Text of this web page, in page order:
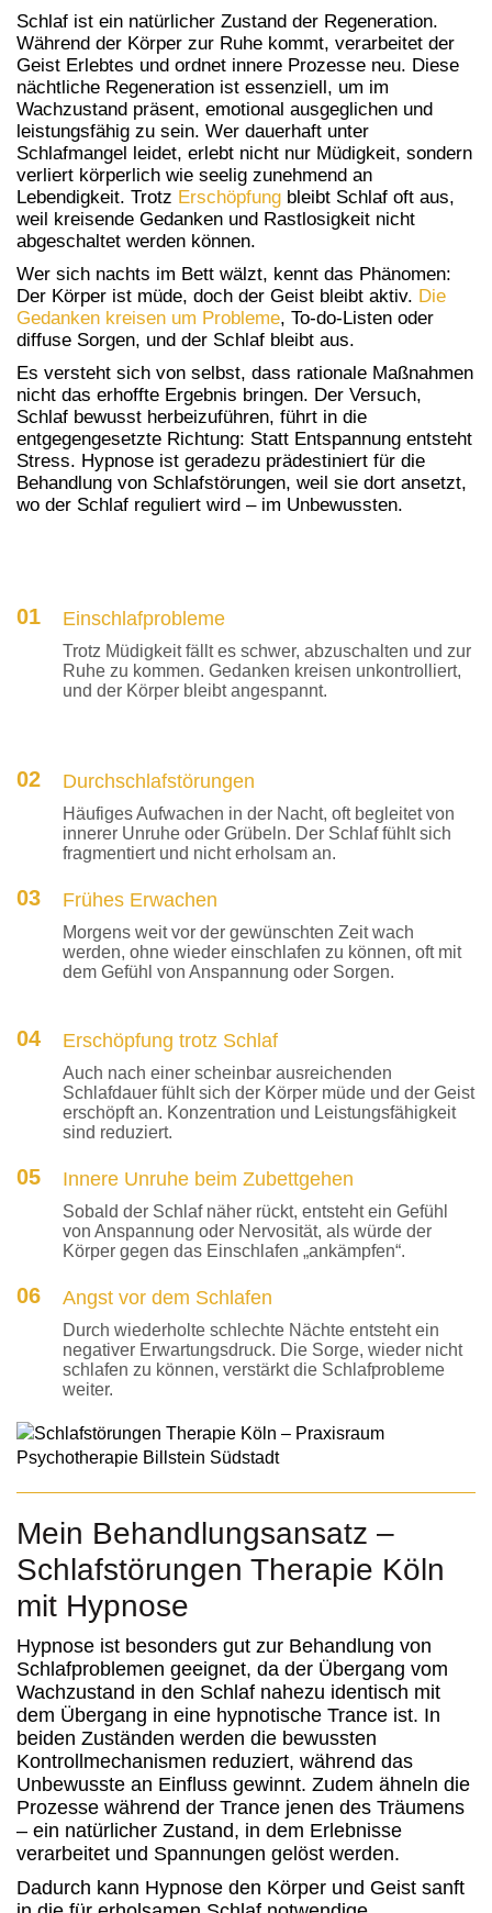
Schlaf ist ein natürlicher Zustand der Regeneration.
Während der Körper zur Ruhe kommt, verarbeitet der
Geist Erlebtes und ordnet innere Prozesse neu. Diese
nächtliche Regeneration ist essenziell, um im
Wachzustand präsent, emotional ausgeglichen und
leistungsfähig zu sein. Wer dauerhaft unter
Schlafmangel leidet, erlebt nicht nur Müdigkeit, sondern
verliert körperlich wie seelig zunehmend an
Lebendigkeit. Trotz Erschöpfung bleibt Schlaf oft aus,
weil kreisende Gedanken und Rastlosigkeit nicht
abgeschaltet werden können.
Wer sich nachts im Bett wälzt, kennt das Phänomen:
Der Körper ist müde, doch der Geist bleibt aktiv. Die
Gedanken kreisen um Probleme, To-do-Listen oder
diffuse Sorgen, und der Schlaf bleibt aus.
Es versteht sich von selbst, dass rationale Maßnahmen
nicht das erhoffte Ergebnis bringen. Der Versuch,
Schlaf bewusst herbeizuführen, führt in die
entgegengesetzte Richtung: Statt Entspannung entsteht
Stress. Hypnose ist geradezu prädestiniert für die
Behandlung von Schlafstörungen, weil sie dort ansetzt,
wo der Schlaf reguliert wird – im Unbewussten.
01 Einschlafprobleme
Trotz Müdigkeit fällt es schwer, abzuschalten und zur
Ruhe zu kommen. Gedanken kreisen unkontrolliert,
und der Körper bleibt angespannt.
02 Durchschlafstörungen
Häufiges Aufwachen in der Nacht, oft begleitet von
innerer Unruhe oder Grübeln. Der Schlaf fühlt sich
fragmentiert und nicht erholsam an.
03 Frühes Erwachen
Morgens weit vor der gewünschten Zeit wach
werden, ohne wieder einschlafen zu können, oft mit
dem Gefühl von Anspannung oder Sorgen.
04 Erschöpfung trotz Schlaf
Auch nach einer scheinbar ausreichenden
Schlafdauer fühlt sich der Körper müde und der Geist
erschöpft an. Konzentration und Leistungsfähigkeit
sind reduziert.
05 Innere Unruhe beim Zubettgehen
Sobald der Schlaf näher rückt, entsteht ein Gefühl
von Anspannung oder Nervosität, als würde der
Körper gegen das Einschlafen „ankämpfen“.
06 Angst vor dem Schlafen
Durch wiederholte schlechte Nächte entsteht ein
negativer Erwartungsdruck. Die Sorge, wieder nicht
schlafen zu können, verstärkt die Schlafprobleme
weiter.
Mein Behandlungsansatz –
Schlafstörungen Therapie Köln
mit Hypnose
Hypnose ist besonders gut zur Behandlung von
Schlafproblemen geeignet, da der Übergang vom
Wachzustand in den Schlaf nahezu identisch mit
dem Übergang in eine hypnotische Trance ist. In
beiden Zuständen werden die bewussten
Kontrollmechanismen reduziert, während das
Unbewusste an Einfluss gewinnt. Zudem ähneln die
Prozesse während der Trance jenen des Träumens
– ein natürlicher Zustand, in dem Erlebnisse
verarbeitet und Spannungen gelöst werden.
Dadurch kann Hypnose den Körper und Geist sanft